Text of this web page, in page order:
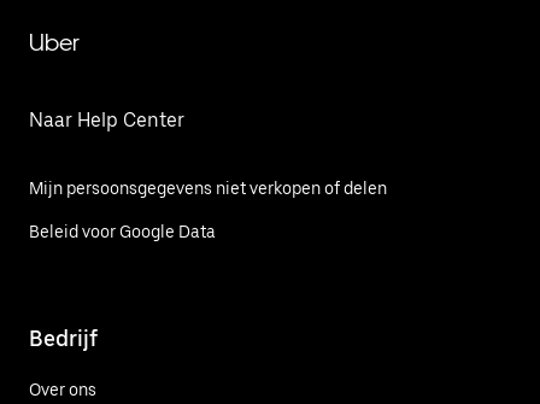
Uber
Naar Help Center
Mijn persoonsgegevens niet verkopen of delen
Beleid voor Google Data
Bedrijf
Over ons